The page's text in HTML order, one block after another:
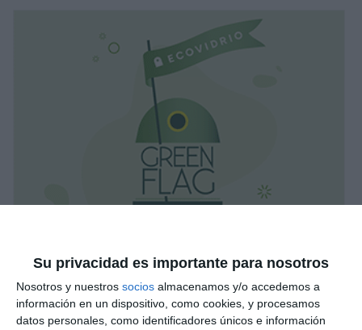
Su privacidad es importante para nosotros
Nosotros y nuestros socios almacenamos y/o accedemos a
información en un dispositivo, como cookies, y procesamos
datos personales, como identificadores únicos e información